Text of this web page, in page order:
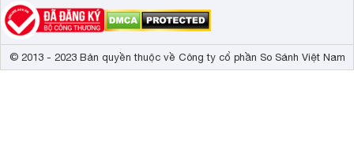
© 2013 - 2023 Bản quyền thuộc về Công ty cổ phần So Sánh Việt Nam